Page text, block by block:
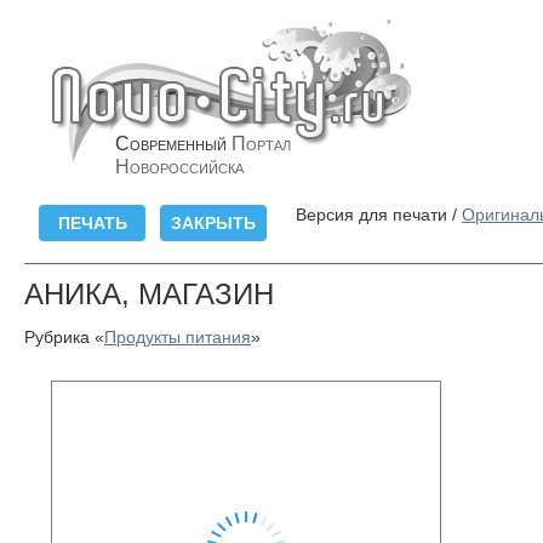
Современный Портал
Новороссийска
Версия для печати /
АНИКА, МАГАЗИН
Рубрика «Продукты питания»